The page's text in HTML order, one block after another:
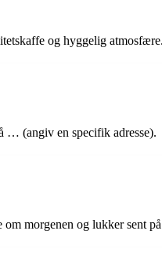
og hyggelig atmosfære.
… (angiv en specifik adresse).
morgenen og lukker sent